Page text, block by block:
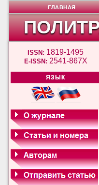
ISSN: 1819-1495
E-ISSN: 2541-867X
ЯЗЫК
ГЛАВНАЯ